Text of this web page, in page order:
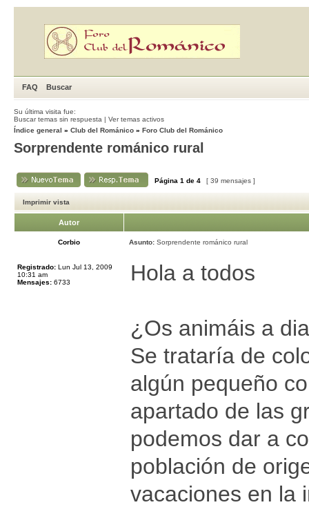
FAQ Buscar
Su última visita fue:
Buscar temas sin respuesta | Ver temas activos
Índice general » Club del Románico » Foro Club del Románico
Sorprendente románico rural
Página 1 de 4 [ 39 mensajes ]
Imprimir vista
Autor
Corbio Asunto: Sorprendente románico rural
Registrado: Lun Jul 13, 2009
10:31 am
Mensajes: 6733 Hola a todos
¿Os animáis a
Se trataría de
algún pequeño
apartado de las
podemos dar a
población de
vacaciones en la